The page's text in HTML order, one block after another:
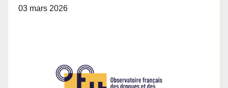
03 mars 2026